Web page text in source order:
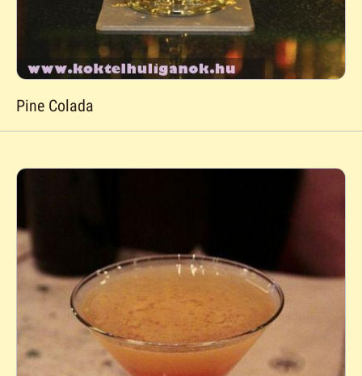
Pine Colada